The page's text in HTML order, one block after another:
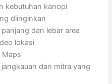
kebutuhan kanopi
diinginkan
dan lebar area
lokasi
Maps
dan mitra yang